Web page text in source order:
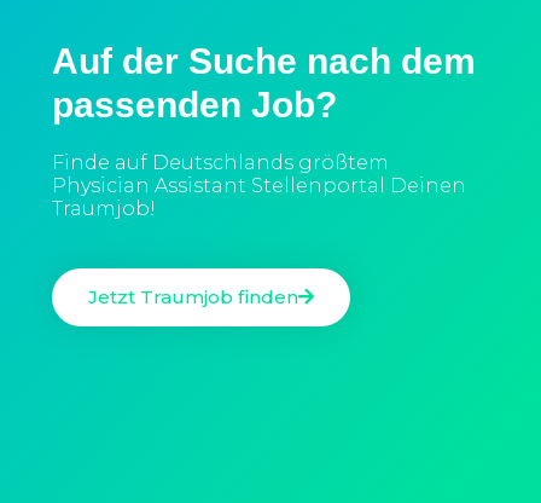
Auf der Suche nach dem
passenden Job?
Finde auf Deutschlands größtem
Physician Assistant Stellenportal Deinen
Traumjob!
Jetzt Traumjob finden